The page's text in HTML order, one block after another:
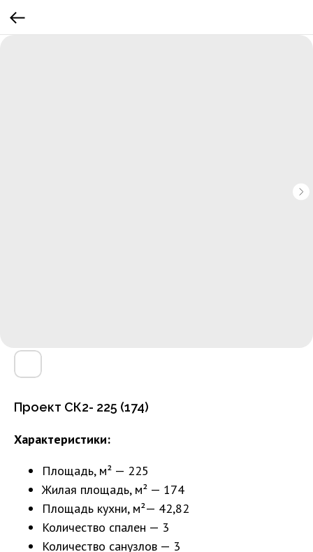
Проект СК2- 225 (174)
Характеристики:
Площадь, м² — 225
Жилая площадь, м² — 174
Площадь кухни, м²— 42,82
Количество спален — 3
Количество санузлов — 3